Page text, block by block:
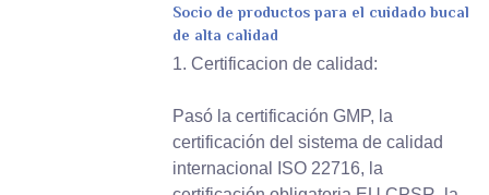
Socio de productos para el cuidado bucal
de alta calidad
1. Certificacion de calidad:
Pasó la certificación GMP, la
certificación del sistema de calidad
internacional ISO 22716, la